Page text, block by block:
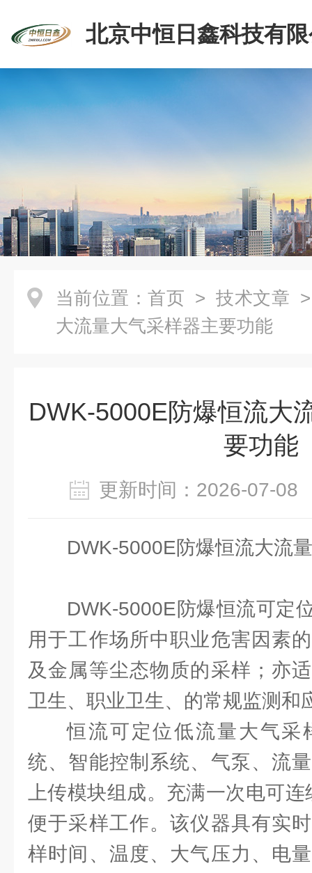
北京中恒日鑫科技有
当前位置： 首页 > 技术文章
大流量大气采样器主要功能
DWK-5000E防爆恒流大
要功能
更新时间：2026-07-
DWK-5000E防爆恒流大流
DWK-5000E防爆恒流可定
用于工作场所中职业危害因素
及金属等尘态物质的采样；亦
卫生、职业卫生、的常规监测和
恒流可定位低流量大气采
统、智能控制系统、气泵、流
上传模块组成。充满一次电可
便于采样工作。该仪器具有实
样时间、温度、大气压力、电